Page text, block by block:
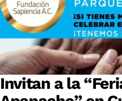
Invitan a la